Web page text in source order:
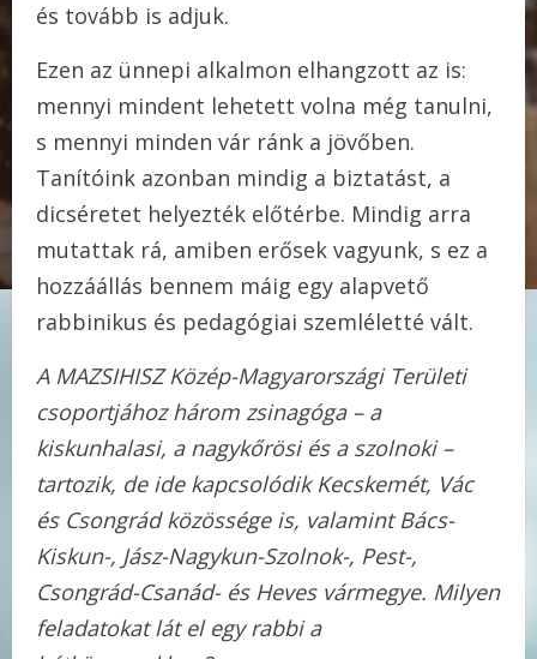
és tovább is adjuk.
Ezen az ünnepi alkalmon elhangzott az is:
mennyi mindent lehetett volna még tanulni,
s mennyi minden vár ránk a jövőben.
Tanítóink azonban mindig a biztatást, a
dicséretet helyezték előtérbe. Mindig arra
mutattak rá, amiben erősek vagyunk, s ez a
hozzáállás bennem máig egy alapvető
rabbinikus és pedagógiai szemléletté vált.
A MAZSIHISZ Közép-Magyarországi Területi
csoportjához három zsinagóga – a
kiskunhalasi, a nagykőrösi és a szolnoki –
tartozik, de ide kapcsolódik Kecskemét, Vác
és Csongrád közössége is, valamint Bács-
Kiskun-, Jász-Nagykun-Szolnok-, Pest-,
Csongrád-Csanád- és Heves vármegye. Milyen
feladatokat lát el egy rabbi a